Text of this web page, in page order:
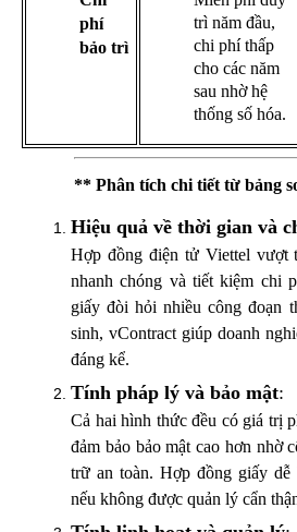
phí
bảo trì
trì năm đầu,
chi phí thấp
cho các năm
sau nhờ hệ
thống số hóa.
** Phân tích chi tiết từ bảng
Hiệu quả về thời gian và
Hợp đồng điện tử Viettel vượt
nhanh chóng và tiết kiệm chi
giấy đòi hỏi nhiều công đoạn
sinh, vContract giúp doanh
đáng kể.
Tính pháp lý và bảo mật:
Cả hai hình thức đều có giá trị
đảm bảo bảo mật cao hơn nhờ
trữ an toàn. Hợp đồng giấy dễ
nếu không được quản lý cẩn